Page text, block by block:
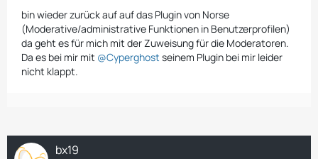
bin wieder zurück auf auf das Plugin von Norse
(Moderative/administrative Funktionen in Benutzerprofilen)
da geht es für mich mit der Zuweisung für die Moderatoren.
Da es bei mir mit @Cyperghost seinem Plugin bei mir leider
nicht klappt.
bx19